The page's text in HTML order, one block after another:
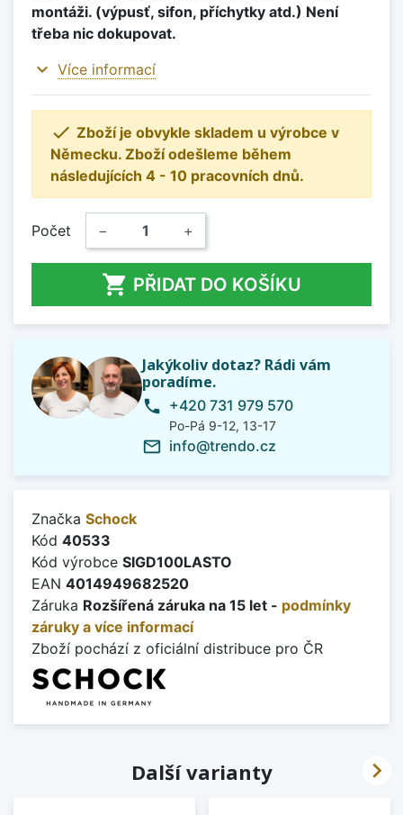
montáži. (výpusť, sifon, příchytky atd.) Není
třeba nic dokupovat.
expand_more Více informací
 Zboží je obvykle skladem u výrobce v
Německu. Zboží odešleme během
následujících 4 - 10 pracovních dnů.
Počet − +
 PŘIDAT DO KOŠÍKU
Jakýkoliv dotaz? Rádi vám
poradíme.
phone +420 731 979 570
Po-Pá 9-12, 13-17
mail_outline info@trendo.cz
Značka Schock
Kód 40533
Kód výrobce SIGD100LASTO
EAN 4014949682520
Záruka Rozšířená záruka na 15 let - podmínky
záruky a více informací
Zboží pochází z oficiální distribuce pro ČR
Další varianty 